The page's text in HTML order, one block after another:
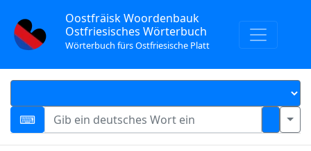
Oostfräisk Woordenbauk
Ostfriesisches Wörterbuch
Wörterbuch fürs Ostfriesische Platt